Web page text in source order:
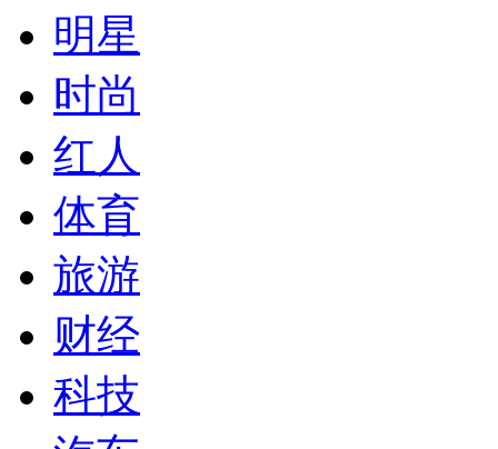
明星
时尚
红人
体育
旅游
财经
科技